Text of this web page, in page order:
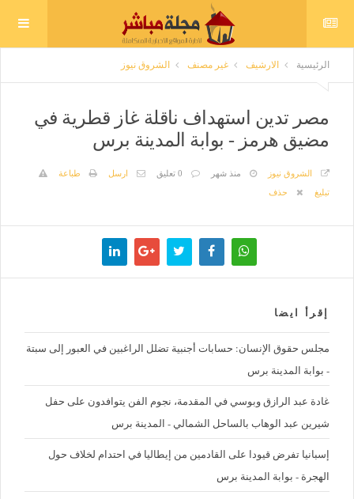
الرئيسية الارشيف غير مصنف الشروق نيوز
مصر تدين استهداف ناقلة غاز قطرية في
مضيق هرمز - بوابة المدينة برس
الشروق نيوز منذ شهر 0 تعليق ارسل
طباعة
تبليغ
حذف
إقرأ ايضا
مجلس حقوق الإنسان: حسابات أجنبية تضلل الراغبين في العبور إلى سبتة
- بوابة المدينة برس
غادة عبد الرازق وبوسي في المقدمة، نجوم الفن يتوافدون على حفل
شيرين عبد الوهاب بالساحل الشمالي - المدينة برس
إسبانيا تفرض قيودا على القادمين من إيطاليا في احتدام لخلاف حول
الهجرة - بوابة المدينة برس